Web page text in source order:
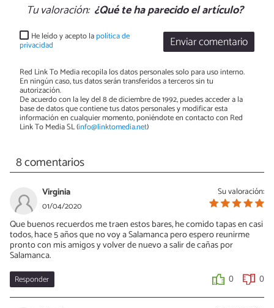
Tu valoración: ¿Qué te ha parecido el artículo?
Enviar comentario
He leído y acepto lapolítica de
privacidad
Red Link To Media recopila los datos personales solo para uso interno.
En ningún caso, tus datos serán transferidos a terceros sin tu
autorización.
De acuerdo con la ley del 8 de diciembre de 1992, puedes acceder a la
base de datos que contiene tus datos personales y modificar esta
información en cualquier momento, poniéndote en contacto con Red
Link To Media SL (info@linktomedia.net)
8 comentarios
Su valoración:
Virginia
01/04/2020
Que buenos recuerdos me traen estos bares, he comido tapas en casi
todos, hace 5 años que no voy a Salamanca pero espero reunirme
pronto con mis amigos y volver de nuevo a salir de cañas por
Salamanca.
Responder 0 0